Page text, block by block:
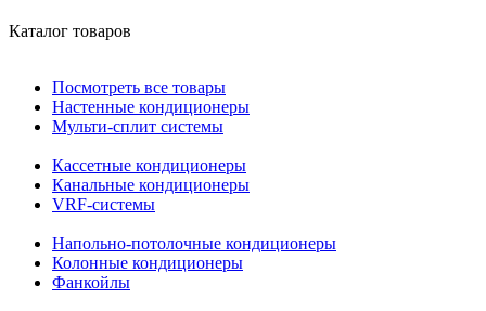
Каталог товаров
Посмотреть все товары
Настенные кондиционеры
Мульти-сплит системы
Кассетные кондиционеры
Канальные кондиционеры
VRF-системы
Напольно-потолочные кондиционеры
Колонные кондиционеры
Фанкойлы